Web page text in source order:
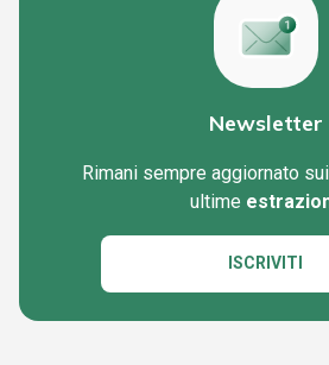
Newsletter
Rimani sempre aggiornato sui
ultime
ISCRIVITI